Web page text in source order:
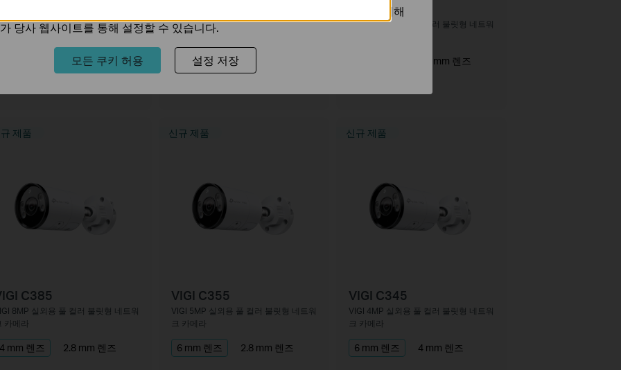
2MP 풀 컬러 터렛형 네트워크 카메
2.8 mm 렌즈
VIGI 5MP 실외용 풀 컬러 불릿형 네트워
크 카메라
6 mm 렌즈
InSight S385
VIGI 8MP 실외용 풀 컬러 불릿형 네트워
4 mm 렌즈
제품
C385
8MP 실외용 풀 컬러 불릿형 네트워
카메라
4 mm 렌즈 2.8 mm 렌즈
신규 제품
VIGI C355
VIGI 5MP 실외용 풀 컬러 불릿형 네트워
크 카메라
6 mm 렌즈 2.8 mm 렌즈
신규 제품
VIGI C345
VIGI 4MP 실외용 풀 컬러 불릿형 네트워
크 카메라
6 mm 렌즈 4 mm 렌즈
관심사에 대한 프로필을 생성하고 다른 웹사이트에서 관련 광고를 표시하기 위해
당사 웹사이트를 통해 설정할 수 있습니다.
모든 쿠키 허용 설정 저장